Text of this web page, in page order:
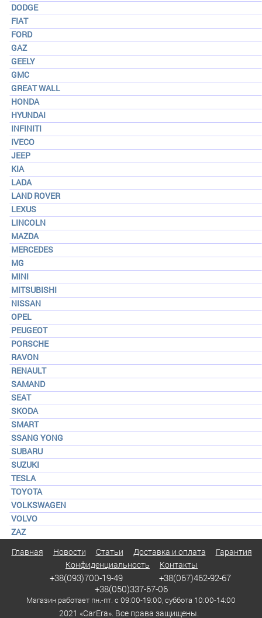
DODGE
FIAT
FORD
GAZ
GEELY
GMC
GREAT WALL
HONDA
HYUNDAI
INFINITI
IVECO
JEEP
KIA
LADA
LAND ROVER
LEXUS
LINCOLN
MAZDA
MERCEDES
MG
MINI
MITSUBISHI
NISSAN
OPEL
PEUGEOT
PORSCHE
RAVON
RENAULT
SAMAND
SEAT
SKODA
SMART
SSANG YONG
SUBARU
SUZUKI
TESLA
TOYOTA
VOLKSWAGEN
VOLVO
ZAZ
Главная Новости Статьи Доставка и оплата
Гарантия
Конфиденциальность
Контакты
+38(093)700-19-49
+38(067)462-92-67
+38(050)337-67-06
Магазин работает пн.-пт. с 09:00-19:00, суббота 10:00-14:00
2021 «CarEra». Все права защищены.